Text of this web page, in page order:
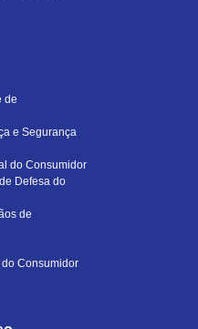
de
e Segurança
do Consumidor
Defesa do
de
Consumidor